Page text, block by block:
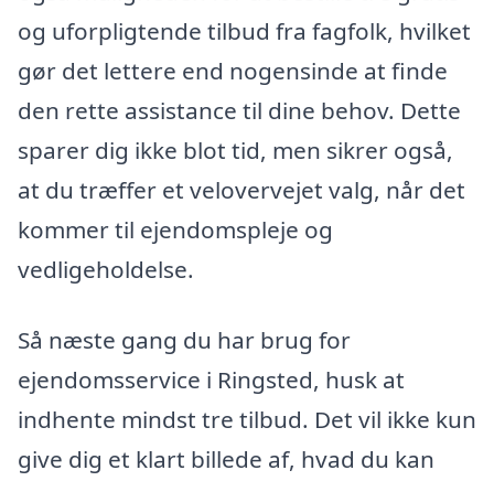
og uforpligtende tilbud fra fagfolk, hvilket
gør det lettere end nogensinde at finde
den rette assistance til dine behov. Dette
sparer dig ikke blot tid, men sikrer også,
at du træffer et velovervejet valg, når det
kommer til ejendomspleje og
vedligeholdelse.
Så næste gang du har brug for
ejendomsservice i Ringsted, husk at
indhente mindst tre tilbud. Det vil ikke kun
give dig et klart billede af, hvad du kan